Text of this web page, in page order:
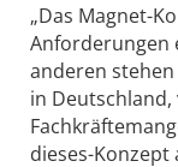
„Das Magnet-
Anforderungen
anderen
in
dieses-Konzept